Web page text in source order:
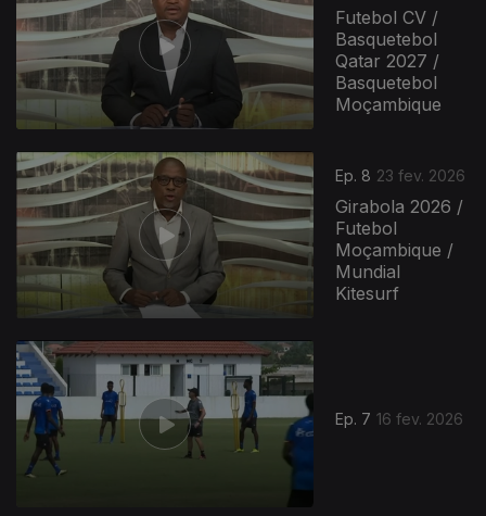
Futebol CV /
Basquetebol
Qatar 2027 /
Basquetebol
Moçambique
Ep. 8 23 fev. 2026
Girabola 2026 /
Futebol
Moçambique /
Mundial
Kitesurf
Ep. 7 16 fev. 2026